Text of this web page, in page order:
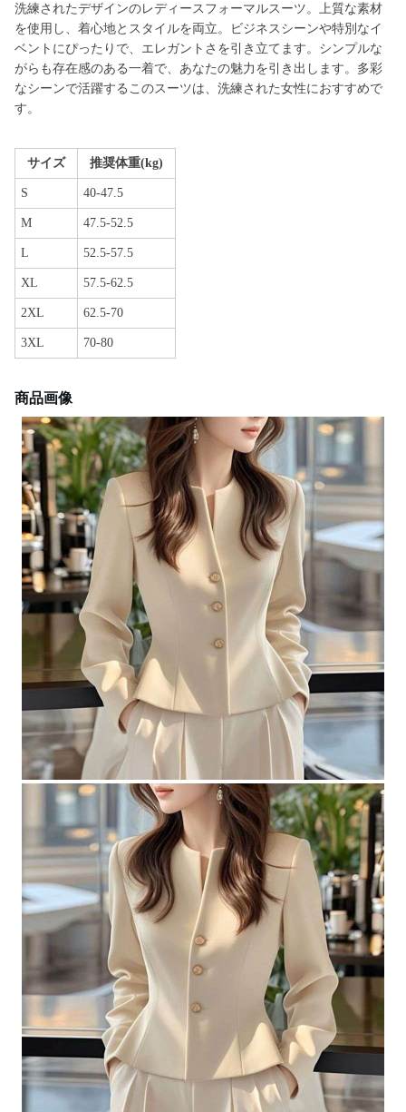
洗練されたデザインのレディースフォーマルスーツ。上質な素材
を使用し、着心地とスタイルを両立。ビジネスシーンや特別なイ
ベントにぴったりで、エレガントさを引き立てます。シンプルな
がらも存在感のある一着で、あなたの魅力を引き出します。多彩
なシーンで活躍するこのスーツは、洗練された女性におすすめで
す。
サイズ 推奨体重(kg)
S 40-47.5
M 47.5-52.5
L 52.5-57.5
XL 57.5-62.5
2XL 62.5-70
3XL 70-80
商品画像